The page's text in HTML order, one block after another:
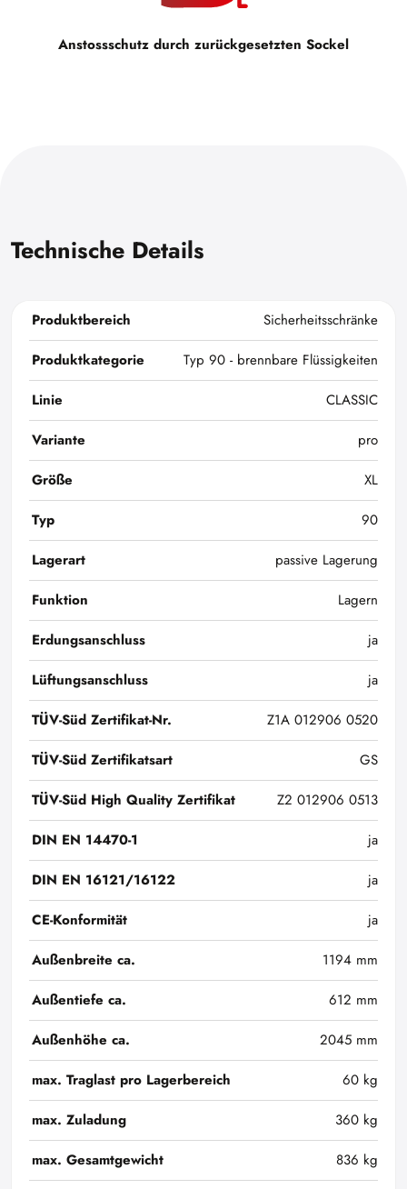
Anstossschutz durch zurückgesetzten Sockel
Technische Details
Produktbereich
Sicherheitsschränke
Produktkategorie
Typ 90 - brennbare Flüssigkeiten
Linie
CLASSIC
Variante
pro
Größe
XL
Typ
90
Lagerart
passive Lagerung
Funktion
Lagern
Erdungsanschluss
ja
Lüftungsanschluss
ja
TÜV-Süd Zertifikat-Nr.
Z1A 012906 0520
TÜV-Süd Zertifikatsart
GS
TÜV-Süd High Quality Zertifikat
Z2 012906 0513
DIN EN 14470-1
ja
DIN EN 16121/16122
ja
CE-Konformität
ja
Außenbreite ca.
1194 mm
Außentiefe ca.
612 mm
Außenhöhe ca.
2045 mm
max. Traglast pro Lagerbereich
60 kg
max. Zuladung
360 kg
max. Gesamtgewicht
836 kg